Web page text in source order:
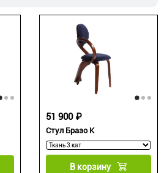
Стул Бразо К
51 900 ₽
В корзину